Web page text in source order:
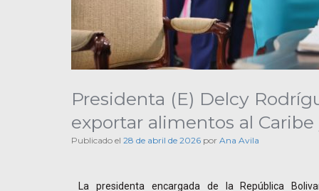
Presidenta (E) Delcy
exportar alimentos al Caribe
Publicado el 28 de abril de 2026 por Ana Avila
La presidenta encargada de la República